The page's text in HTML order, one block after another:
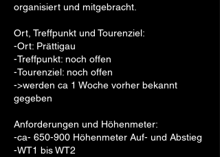
organisiert und mitgebracht.
Ort, Treffpunkt und Tourenziel:
-Ort: Prättigau
-Treffpunkt: noch offen
-Tourenziel: noch offen
->werden ca 1 Woche vorher bekannt
gegeben
Anforderungen und Höhenmeter:
-ca- 650-900 Höhenmeter Auf- und Abstieg
-WT1 bis WT2